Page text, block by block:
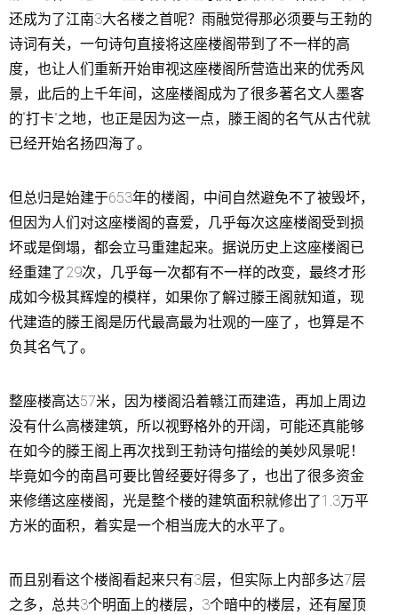
还成为了江南3大名楼之首呢？雨融觉得那必须要与王勃的
诗词有关，一句诗句直接将这座楼阁带到了不一样的高
度，也让人们重新开始审视这座楼阁所营造出来的优秀风
景，此后的上千年间，这座楼阁成为了很多著名文人墨客
的“打卡”之地，也正是因为这一点，滕王阁的名气从古代就
已经开始名扬四海了。
但总归是始建于653年的楼阁，中间自然避免不了被毁坏，
但因为人们对这座楼阁的喜爱，几乎每次这座楼阁受到损
坏或是倒塌，都会立马重建起来。据说历史上这座楼阁已
经重建了29次，几乎每一次都有不一样的改变，最终才形
成如今极其辉煌的模样，如果你了解过滕王阁就知道，现
代建造的滕王阁是历代最高最为壮观的一座了，也算是不
负其名气了。
整座楼高达57米，因为楼阁沿着赣江而建造，再加上周边
没有什么高楼建筑，所以视野格外的开阔，可能还真能够
在如今的滕王阁上再次找到王勃诗句描绘的美妙风景呢！
毕竟如今的南昌可要比曾经要好得多了，也出了很多资金
来修缮这座楼阁，光是整个楼的建筑面积就修出了1.3万平
方米的面积，着实是一个相当庞大的水平了。
而且别看这个楼阁看起来只有3层，但实际上内部多达7层
之多，总共3个明面上的楼层，3个暗中的楼层，还有屋顶